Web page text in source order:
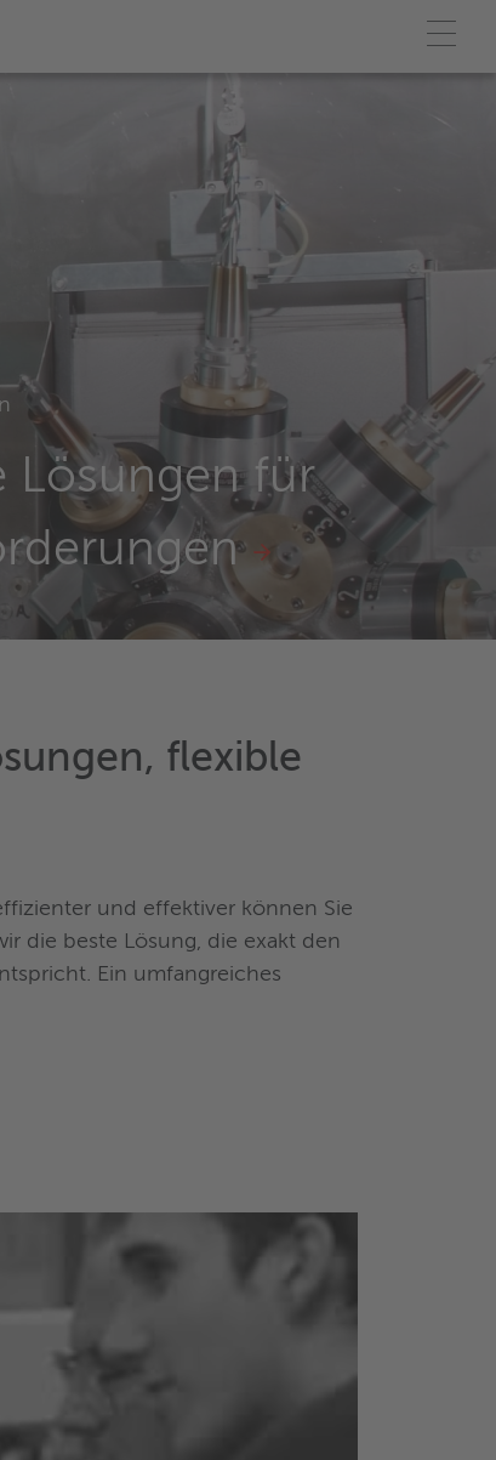
Lösungen für
flexible
und effektiver können Sie
die beste Lösung, die exakt den
Ein umfangreiches